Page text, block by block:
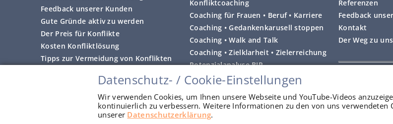
Feedback unserer Kunden
Gute Gründe aktiv zu werden
Der Preis für Konflikte
Kosten Konfliktlösung
Tipps zur Vermeidung von Konflikten
Copyright © • Alle Rechte vorbehalten
2012 - 2026 PerspektivWerkstatt
Konfliktcoaching
Coaching für Frauen • Beruf • Karriere
Coaching • Gedankenkarusell stoppen
Coaching • Walk and Talk
Coaching • Zielklarheit • Zielerreichung
Potenzialanalyse BIP
Feedback Coaching
Referenzen
Feedback
Kontakt
Der Weg zu uns
Datenschutz- / Cookie-Einstellungen
Wir verwenden Cookies, um Ihnen unsere Webseite und YouTube-Videos
kontinuierlich zu verbessern. Weitere Informationen zu den von uns verwendeten
unserer Datenschutzerklärung.